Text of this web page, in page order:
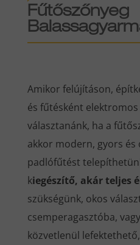
Fűtőszőnyeg
Amikor felújításon,
és fűtésként
választanánk, ha a
akkor modern, gyors
padlófűtést
kiegészítő, akár teljes
szükségünk, okos
csemperagasztóba,
közvetlenül